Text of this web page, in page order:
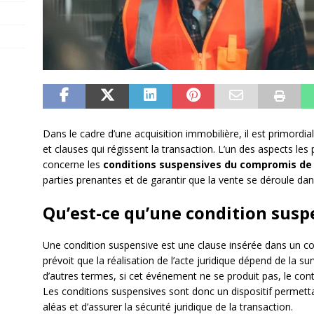
Dans le cadre d’une acquisition immobilière, il est
et clauses qui régissent la transaction. L’un des aspects
concerne les conditions suspensives du compromis
parties prenantes et de garantir que la vente se déroule
Qu’est-ce qu’une condition
Une condition suspensive est une clause insérée dans un
prévoit que la réalisation de l’acte juridique dépend de la
d’autres termes, si cet événement ne se produit pas, le
Les conditions suspensives sont donc un dispositif
aléas et d’assurer la sécurité juridique de la transaction.